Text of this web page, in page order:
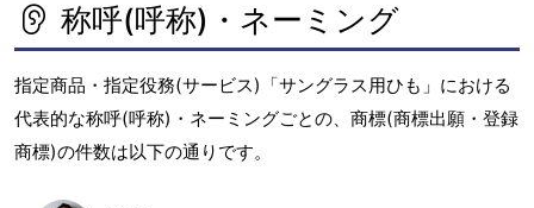
称呼(呼称)・ネーミング
指定商品・指定役務(サービス)「サングラス用ひも」における
代表的な称呼(呼称)・ネーミングごとの、商標(商標出願・登録
商標)の件数は以下の通りです。